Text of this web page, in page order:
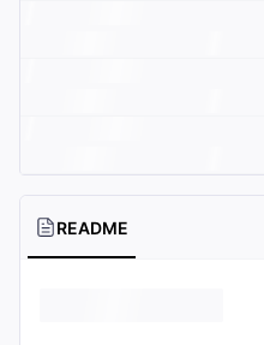
README